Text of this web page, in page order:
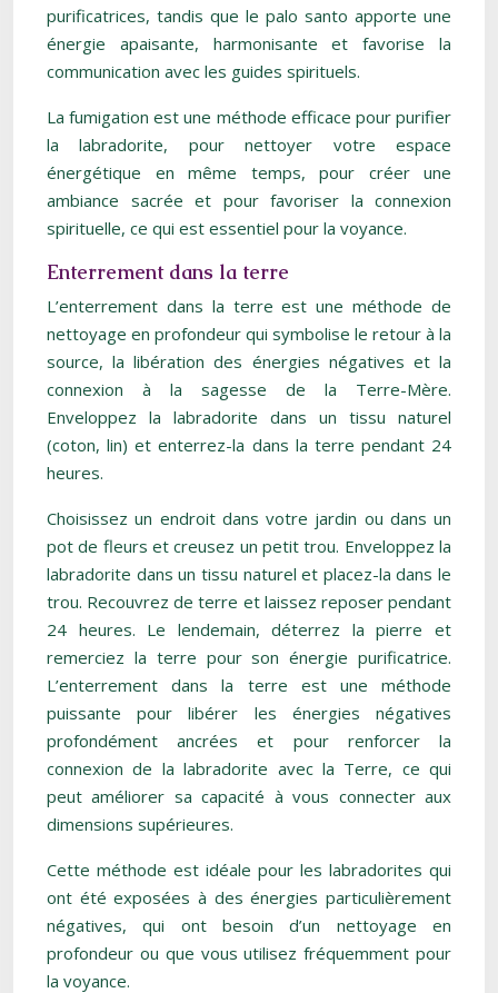
purificatrices, tandis que le palo santo apporte une
énergie apaisante, harmonisante et favorise la
communication avec les guides spirituels.
La fumigation est une méthode efficace pour purifier
la labradorite, pour nettoyer votre espace
énergétique en même temps, pour créer une
ambiance sacrée et pour favoriser la connexion
spirituelle, ce qui est essentiel pour la voyance.
Enterrement dans la terre
L’enterrement dans la terre est une méthode de
nettoyage en profondeur qui symbolise le retour à la
source, la libération des énergies négatives et la
connexion à la sagesse de la Terre-Mère.
Enveloppez la labradorite dans un tissu naturel
(coton, lin) et enterrez-la dans la terre pendant 24
heures.
Choisissez un endroit dans votre jardin ou dans un
pot de fleurs et creusez un petit trou. Enveloppez la
labradorite dans un tissu naturel et placez-la dans le
trou. Recouvrez de terre et laissez reposer pendant
24 heures. Le lendemain, déterrez la pierre et
remerciez la terre pour son énergie purificatrice.
L’enterrement dans la terre est une méthode
puissante pour libérer les énergies négatives
profondément ancrées et pour renforcer la
connexion de la labradorite avec la Terre, ce qui
peut améliorer sa capacité à vous connecter aux
dimensions supérieures.
Cette méthode est idéale pour les labradorites qui
ont été exposées à des énergies particulièrement
négatives, qui ont besoin d’un nettoyage en
profondeur ou que vous utilisez fréquemment pour
la voyance.